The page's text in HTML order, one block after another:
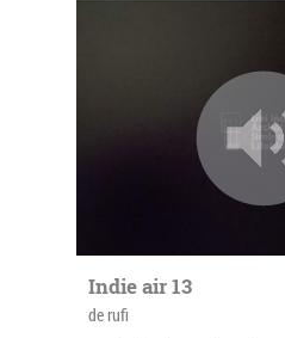
Indie air 13
de rufi